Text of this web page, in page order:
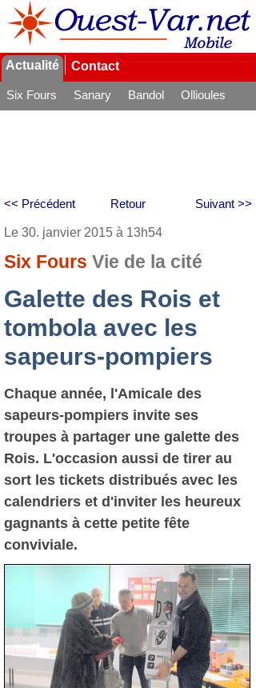
Actualité Contact
Six Fours Sanary Bandol
Ollioules
Retour
<< Précédent Suivant >>
Le 30. janvier 2015 à 13h54
Six Fours Vie de la cité
Galette des Rois et
tombola avec les
sapeurs-pompiers
Chaque année, l'Amicale des
sapeurs-pompiers invite ses
troupes à partager une galette des
Rois. L'occasion aussi de tirer au
sort les tickets distribués avec les
calendriers et d'inviter les heureux
gagnants à cette petite fête
conviviale.